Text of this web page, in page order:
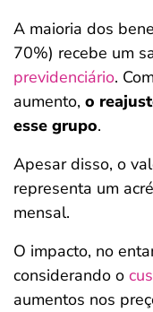
A maioria dos
70%) recebe um
previdenciário.
aumento, o
esse grupo.
Apesar disso, o
representa um
mensal.
O impacto, no
considerando o
aumentos nos